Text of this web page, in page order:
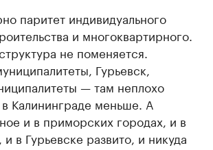
паритет индивидуального
и многоквартирного.
не поменяется.
Гурьевск,
— там неплохо
Калининграде меньше. А
и в приморских городах, и в
в Гурьевске развито, и никуда